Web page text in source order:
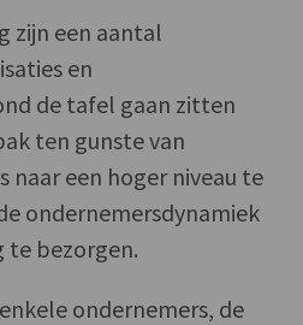
zijn een aantal
en
de tafel gaan zitten
ten gunste van
naar een hoger niveau te
ondernemersdynamiek
te bezorgen.
ondernemers, de